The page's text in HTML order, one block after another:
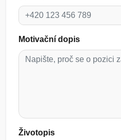
Motivační dopis
Životopis